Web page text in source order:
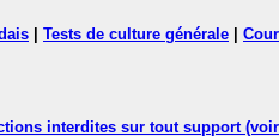
Tests de culture générale
interdites sur tout support